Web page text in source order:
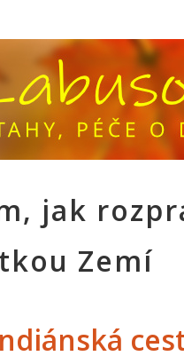
jak
Zemí